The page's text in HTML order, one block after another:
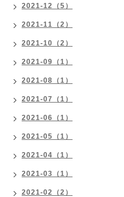
2021-12（5）
2021-11（2）
2021-10（2）
2021-09（1）
2021-08（1）
2021-07（1）
2021-06（1）
2021-05（1）
2021-04（1）
2021-03（1）
2021-02（2）